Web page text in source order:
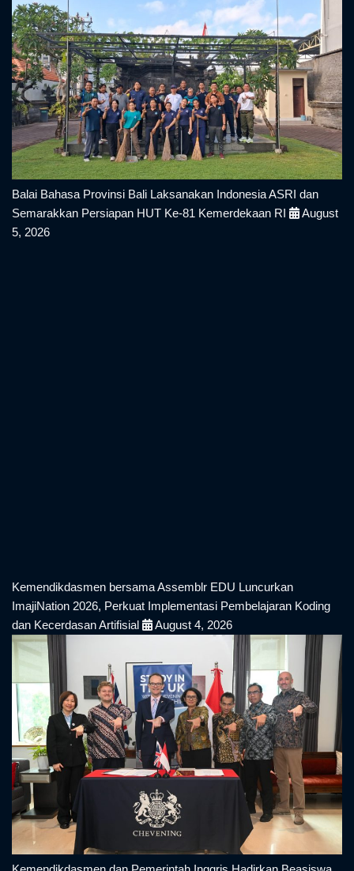
Balai Bahasa Provinsi Bali Laksanakan Indonesia ASRI dan
Semarakkan Persiapan HUT Ke-81 Kemerdekaan RI
August
5, 2026
Kemendikdasmen bersama Assemblr EDU Luncurkan
ImajiNation 2026, Perkuat Implementasi Pembelajaran Koding
dan Kecerdasan Artifisial
August 4, 2026